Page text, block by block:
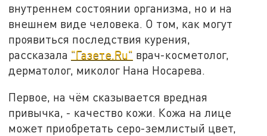
внутреннем состоянии организма, но и на
внешнем виде человека. О том, как могут
проявиться последствия курения,
рассказала "Газете.Ru" врач-косметолог,
дерматолог, миколог Нана Носарева.
Первое, на чём сказывается вредная
привычка, - качество кожи. Кожа на лице
может приобретать серо-землистый цвет,